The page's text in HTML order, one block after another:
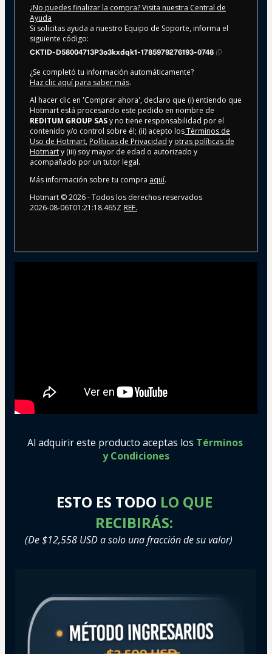
¿No puedes finalizar la compra? Visita nuestra Central de
Ayuda
Si solicitas ayuda a nuestro Equipo de Soporte, informa el
siguiente código:
CKTID-D58004713P3o3kxdqk1-1785979276193-0748
¿Se completó tu información automáticamente?
Haz clic aquí para saber más.
Al hacer clic en 'Comprar ahora', declaro que (i) entiendo que
Hotmart está procesando este pedido en nombre de
REDITUM GROUP SASy no tiene responsabilidad por el
contenido y/o control sobre él; (ii) acepto losTérminos de
Uso de Hotmart, Políticas de Privacidad y otras políticas de
Hotmarty (iii) soy mayor de edad o autorizado y
acompañado por un tutor legal.
Más información sobre tu compra aquí.
Hotmart ©2026- Todos los derechos reservados
2026-08-06T01:21:18.465Z REF.
Al adquirir este producto aceptas los Términos
y Condiciones
ESTO ES TODO LO QUE
RECIBIRÁS:
(De $12,558 USD a solo una fracción de su valor)